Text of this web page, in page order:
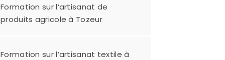
Formation sur l’artisanat de
produits agricole à Tozeur
Formation sur l’artisanat textile à